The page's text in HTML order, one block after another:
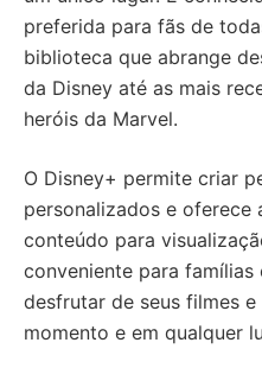
preferida para fãs de
biblioteca que abrange
da Disney até as mais
heróis da Marvel.
O Disney+ permite criar
personalizados e
conteúdo para
conveniente para famílias
desfrutar de seus filmes
momento e em qualquer